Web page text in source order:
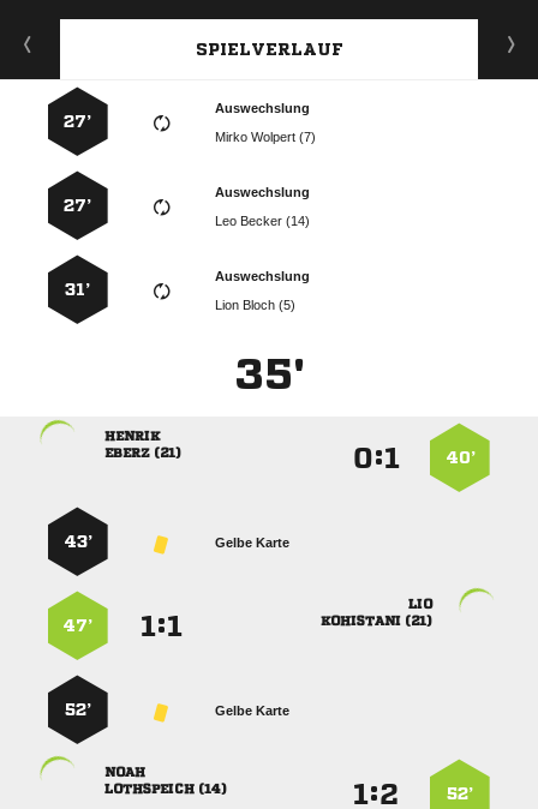
SPIELVERLAUF
Auswechslung
  
27’
Auswechslung
  
27’
Auswechslung
  
31’
35'
40’
:

 
Gelbe Karte
43’

 
:
47’
Gelbe Karte
52’
52’
:

 